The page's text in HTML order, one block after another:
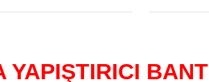
YAPIŞTIRICI BANT